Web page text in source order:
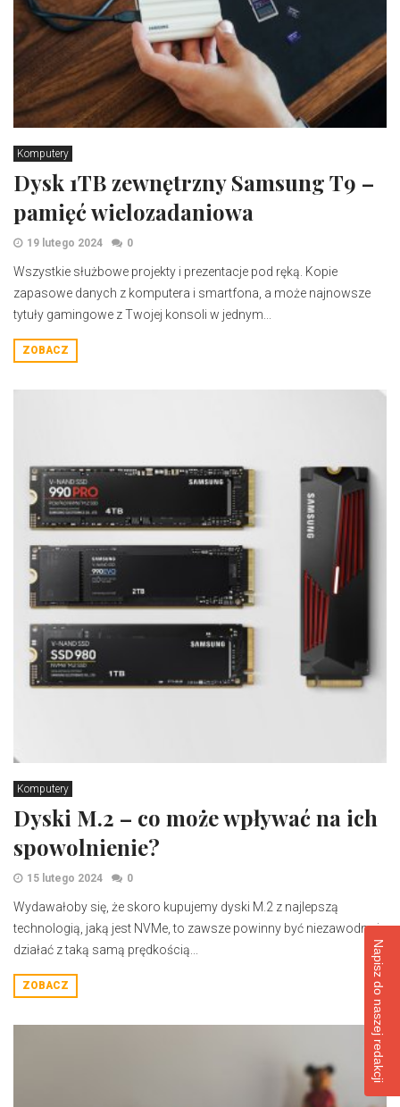
Komputery
Dysk 1TB zewnętrzny Samsung T9 –
pamięć wielozadaniowa
19 lutego 2024 0
Wszystkie służbowe projekty i prezentacje pod ręką. Kopie
zapasowe danych z komputera i smartfona, a może najnowsze
tytuły gamingowe z Twojej konsoli w jednym...
ZOBACZ
Komputery
Dyski M.2 – co może wpływać na ich
spowolnienie?
15 lutego 2024 0
Wydawałoby się, że skoro kupujemy dyski M.2 z najlepszą
technologią, jaką jest NVMe, to zawsze powinny być niezawodne i
działać z taką samą prędkością...
ZOBACZ Napisz do naszej redakcji